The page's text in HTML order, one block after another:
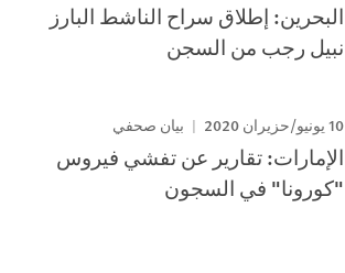
البحرين: إطلاق سراح الناشط البارز
نبيل رجب من السجن
10 يونيو/حزيران 2020 بيان صحفي
الإمارات: تقارير عن تفشي فيروس
"كورونا" في السجون